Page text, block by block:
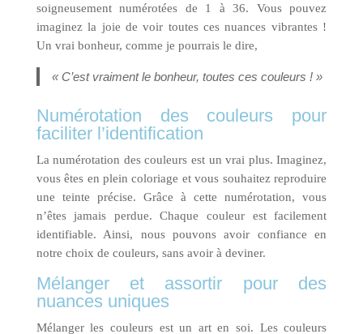
soigneusement numérotées de 1 à 36. Vous pouvez
imaginez la joie de voir toutes ces nuances vibrantes !
Un vrai bonheur, comme je pourrais le dire,
« C’est vraiment le bonheur, toutes ces couleurs ! »
Numérotation des couleurs pour
faciliter l’identification
La numérotation des couleurs est un vrai plus. Imaginez,
vous êtes en plein coloriage et vous souhaitez reproduire
une teinte précise. Grâce à cette numérotation, vous
n’êtes jamais perdue. Chaque couleur est facilement
identifiable. Ainsi, nous pouvons avoir confiance en
notre choix de couleurs, sans avoir à deviner.
Mélanger et assortir pour des
nuances uniques
Mélanger les couleurs est un art en soi. Les couleurs